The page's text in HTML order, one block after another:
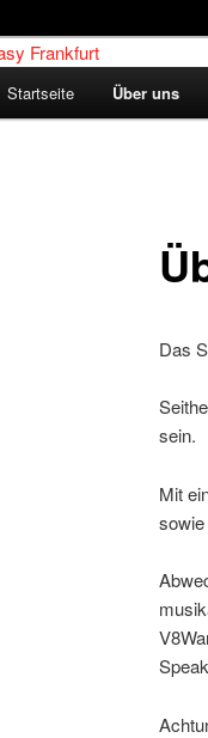
Speak-
Hard'n'Heavy Place
Startseite Über uns
Das
sein.
Mit